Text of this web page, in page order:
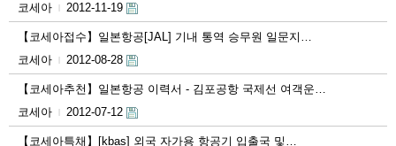
코세아
2012-11-19
【코세아접수】일본항공[JAL] 기내 통역 승무원 일문지…
코세아
2012-08-28
【코세아추천】일본항공 이력서 - 김포공항 국제선 여객운…
코세아
2012-07-12
【코세아특채】[kbas] 외국 자가용 항공기 입출국 및…